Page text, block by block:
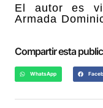
El autor es
Armada
Compartir esta
WhatsApp